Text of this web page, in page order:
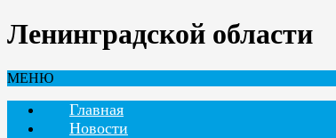
Ленинградской области
МЕНЮ
Главная
Новости